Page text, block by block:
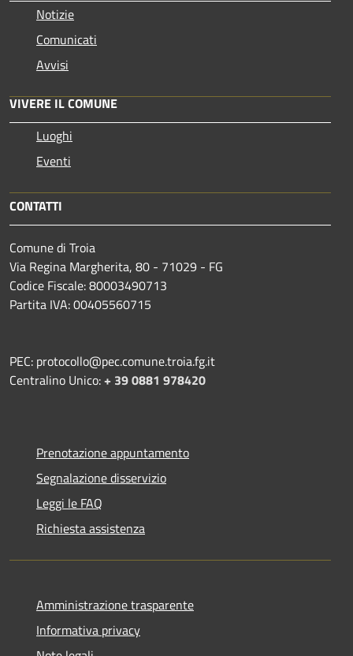
Notizie
Comunicati
Avvisi
VIVERE IL COMUNE
Luoghi
Eventi
CONTATTI
Comune di Troia
Via Regina Margherita, 80 - 71029 - FG
Codice Fiscale: 80003490713
Partita IVA: 00405560715
PEC: protocollo@pec.comune.troia.fg.it
Centralino Unico:+ 39 0881 978420
Prenotazione appuntamento
Segnalazione disservizio
Leggi le FAQ
Richiesta assistenza
Amministrazione trasparente
Informativa privacy